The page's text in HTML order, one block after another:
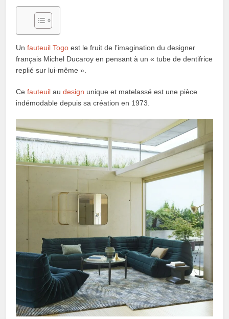
Unfauteuil Togoest le fruit de l’imagination du designer
français Michel Ducaroy en pensant à un « tube de dentifrice
replié sur lui-même ».
Cefauteuil audesign unique et matelassé est une pièce
indémodable depuis sa création en 1973.